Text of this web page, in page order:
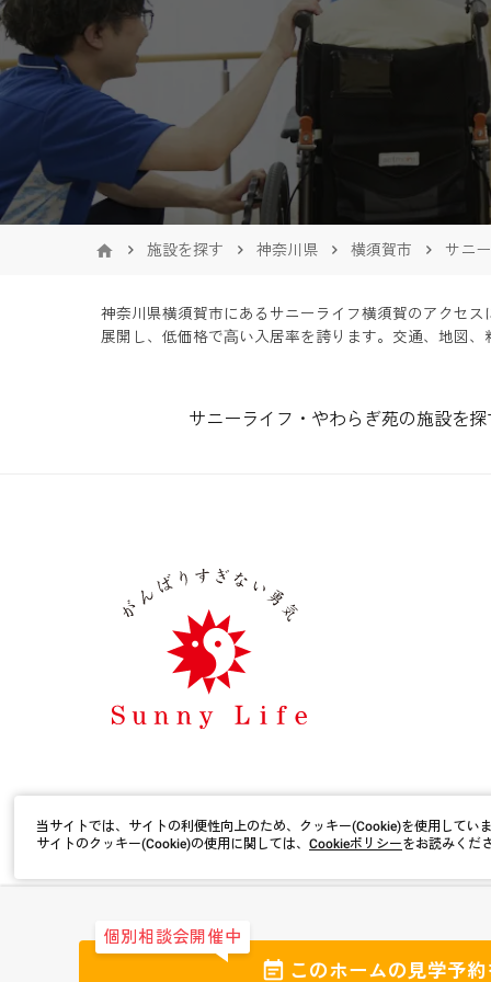
施設を探す 神奈川県 横須賀市 サニ
個別相談会開催中
このホームの見学予
神奈川県横須賀市にあるサニーライフ横須賀のアクセ
展開し、低価格で⾼い入居率を誇ります。交通、地図
サニーライフ・やわらぎ苑の施設を探
プライバシーポリシー サイトポリシー サイトマップ
当サイトでは、サイトの利便性向上のため、クッキー(Cookie)を使用してい
サイトのクッキー(Cookie)の使用に関しては、 Cookieポリシーをお読みくだ